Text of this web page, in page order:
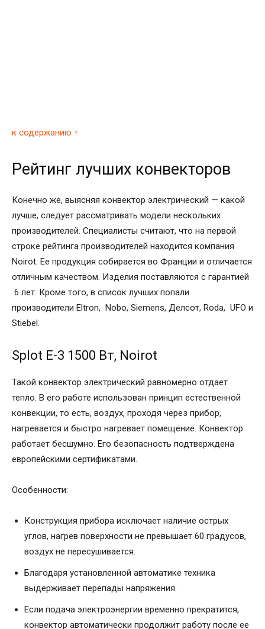
к содержанию ↑
Рейтинг лучших конвекторов
Конечно же, выясняя конвектор электрический — какой
лучше, следует рассматривать модели нескольких
производителей. Специалисты считают, что на первой
строке рейтинга производителей находится компания
Noirot. Ее продукция собирается во Франции и отличается
отличным качеством. Изделия поставляются с гарантией
6 лет. Кроме того, в список лучших попали
производители Eltron, Nobo, Siemens, Делсот, Roda, UFO и
Stiebel.
Splot E-3 1500 Вт, Noirot
Такой конвектор электрический равномерно отдает
тепло. В его работе использован принцип естественной
конвекции, то есть, воздух, проходя через прибор,
нагревается и быстро нагревает помещение. Конвектор
работает бесшумно. Его безопасность подтверждена
европейскими сертификатами.
Особенности:
Конструкция прибора исключает наличие острых
углов, нагрев поверхности не превышает 60 градусов,
воздух не пересушивается.
Благодаря установленной автоматике техника
выдерживает перепады напряжения.
Если подача электроэнергии временно прекратится,
конвектор автоматически продолжит работу после ее